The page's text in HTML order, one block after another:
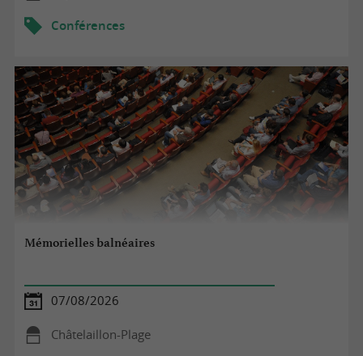
Conférences
Mémorielles balnéaires
07/08/2026
Châtelaillon-Plage